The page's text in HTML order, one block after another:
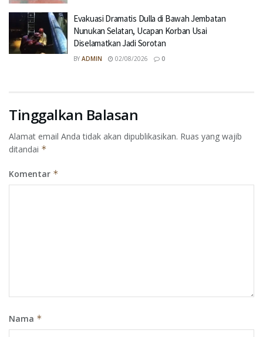
Evakuasi Dramatis Dulla di Bawah Jembatan
Nunukan Selatan, Ucapan Korban Usai
Diselamatkan Jadi Sorotan
BY ADMIN 02/08/2026 0
Tinggalkan Balasan
Alamat email Anda tidak akan dipublikasikan. Ruas yang wajib
ditandai *
Komentar *
Nama *